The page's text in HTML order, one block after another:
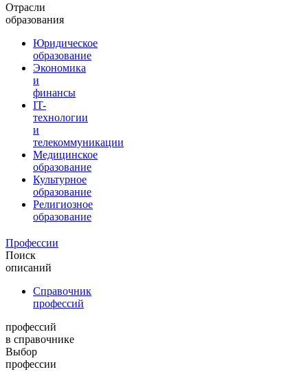
Отрасли
образования
Юридическое
образование
Экономика
и
финансы
IT-
технологии
и
телекоммуникации
Медицинское
образование
Культурное
образование
Религиозное
образование
Профессии
Поиск
описаний
Справочник
профессий
профессий
в справочнике
Выбор
профессии